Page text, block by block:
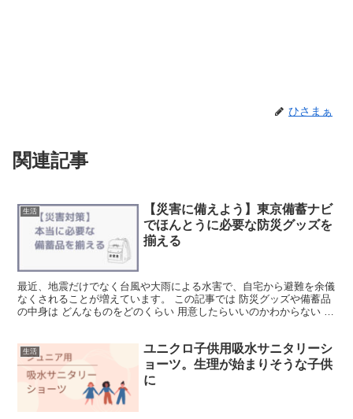
ひさまぁ
関連記事
生活
【災害に備えよう】東京備蓄ナビ
でほんとうに必要な防災グッズを
揃える
最近、地震だけでなく台風や大雨による水害で、自宅から避難を余儀
なくされることが増えています。 この記事では 防災グッズや備蓄品
の中身は どんなものをどのくらい 用意したらいいのかわからない そ
生活
ユニクロ子供用吸水サニタリーシ
ョーツ。生理が始まりそうな子供
に